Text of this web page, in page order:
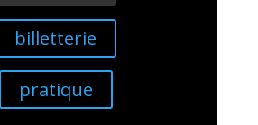
billetterie
pratique